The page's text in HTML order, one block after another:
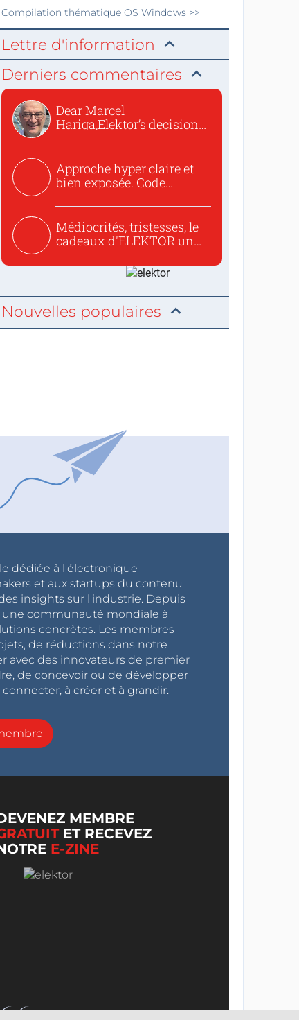
Compilation thématique OS Windows>>
Lettre d'information
Derniers commentaires
Dear Marcel
Hariga,Elektor’s decision
Approche hyper claire et
bien exposée. Code
Médiocrités, tristesses, le
cadeaux d'ELEKTOR un
Nouvelles populaires
dédiée à l'électronique
et aux startups du contenu
insights sur l'industrie. Depuis
une communauté mondiale à
concrètes. Les membres
de réductions dans notre
avec des innovateurs de premier
de concevoir ou de développer
à créer et à grandir.
MEMBRE
ET RECEVEZ
E-ZINE